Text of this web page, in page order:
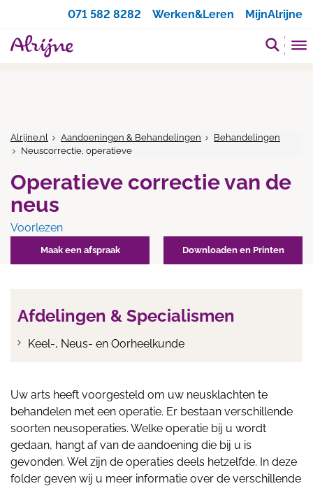
071 582 8282
Werken&Leren MijnAlrijne
Alrijne.nl Aandoeningen & Behandelingen
Behandelingen
Neuscorrectie, operatieve
Operatieve correctie van de
neus
Voorlezen
Maak een afspraak Downloaden en Printen
Afdelingen & Specialismen
Keel-, Neus- en Oorheelkunde
Uw arts heeft voorgesteld om uw neusklachten te
behandelen met een operatie. Er bestaan verschillende
soorten neusoperaties. Welke operatie bij u wordt
gedaan, hangt af van de aandoening die bij u is
gevonden. Wel zijn de operaties deels hetzelfde. In deze
folder geven wij u meer informatie over de verschillende